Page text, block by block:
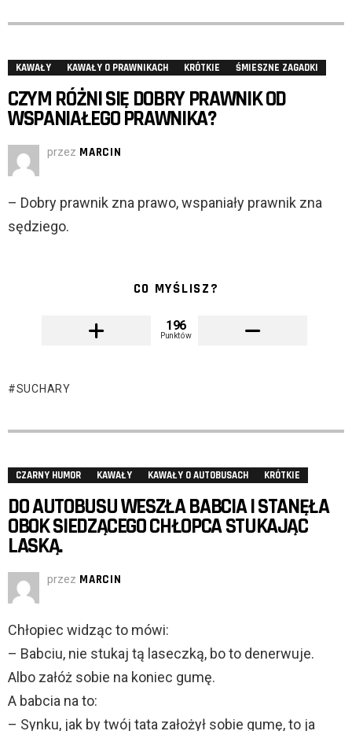
KAWAŁY KAWAŁY O PRAWNIKACH KRÓTKIE ŚMIESZNE ZAGADKI
CZYM RÓŻNI SIĘ DOBRY PRAWNIK OD
WSPANIAŁEGO PRAWNIKA?
przez MARCIN
– Dobry prawnik zna prawo, wspaniały prawnik zna
sędziego.
CO MYŚLISZ?
196
Punktów
SUCHARY
CZARNY HUMOR KAWAŁY KAWAŁY O AUTOBUSACH KRÓTKIE
DO AUTOBUSU WESZŁA BABCIA I STANĘŁA
OBOK SIEDZĄCEGO CHŁOPCA STUKAJĄC
LASKĄ.
przez MARCIN
Chłopiec widząc to mówi:
– Babciu, nie stukaj tą laseczką, bo to denerwuje.
Albo załóż sobie na koniec gumę.
A babcia na to:
– Synku, jak by twój tata założył sobie gumę, to ja